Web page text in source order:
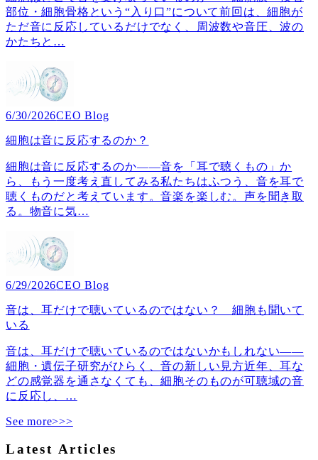
部位・細胞骨格という“入り口”について前回は、細胞が
ただ音に反応しているだけでなく、周波数や音圧、波の
かたちと …
6/30/2026CEO Blog
細胞は音に反応するのか？
細胞は音に反応するのか――音を「耳で聴くもの」か
ら、もう一度考え直してみる私たちはふつう、音を耳で
聴くものだと考えています。音楽を楽しむ。声を聞き取
る。物音に気…
6/29/2026CEO Blog
音は、耳だけで聴いているのではない？ 細胞も聞いて
いる
音は、耳だけで聴いているのではないかもしれない――
細胞・遺伝子研究がひらく、音の新しい見方近年、耳な
どの感覚器を通さなくても、細胞そのものが可聴域の音
に反応し、 …
See more>>>
Latest Articles